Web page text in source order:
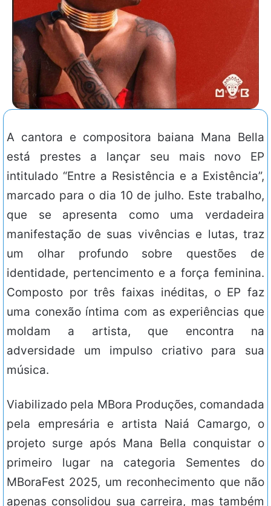
A cantora e compositora baiana Mana Bella
está prestes a lançar seu mais novo EP
intitulado “Entre a Resistência e a Existência”,
marcado para o dia 10 de julho. Este trabalho,
que se apresenta como uma verdadeira
manifestação de suas vivências e lutas, traz
um olhar profundo sobre questões de
identidade, pertencimento e a força feminina.
Composto por três faixas inéditas, o EP faz
uma conexão íntima com as experiências que
moldam a artista, que encontra na
adversidade um impulso criativo para sua
música.
Viabilizado pela MBora Produções, comandada
pela empresária e artista Naiá Camargo, o
projeto surge após Mana Bella conquistar o
primeiro lugar na categoria Sementes do
MBoraFest 2025, um reconhecimento que não
apenas consolidou sua carreira, mas também